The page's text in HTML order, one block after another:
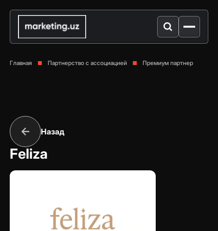
Главная Партнерство с ассоциацией Премиум партнер
Назад
Feliza